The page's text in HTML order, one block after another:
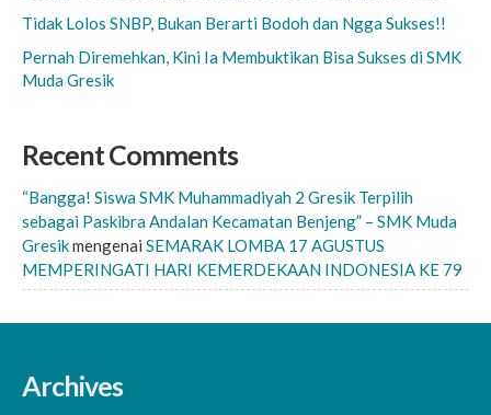
Tidak Lolos SNBP, Bukan Berarti Bodoh dan Ngga Sukses!!
Pernah Diremehkan, Kini Ia Membuktikan Bisa Sukses di SMK
Muda Gresik
Recent Comments
“Bangga! Siswa SMK Muhammadiyah 2 Gresik Terpilih
sebagai Paskibra Andalan Kecamatan Benjeng” – SMK Muda
Gresikmengenai SEMARAK LOMBA 17 AGUSTUS
MEMPERINGATI HARI KEMERDEKAAN INDONESIA KE 79
Archives